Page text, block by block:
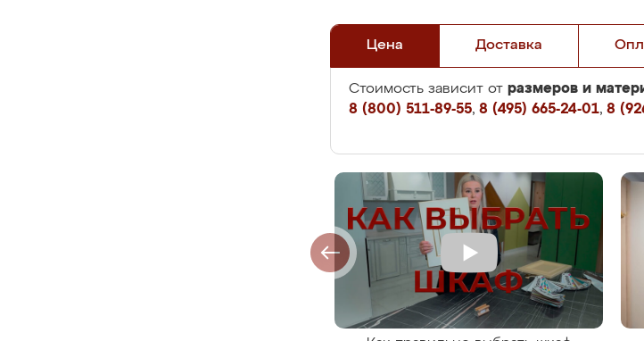
Цена Доставка
Стоимость зависит от размеров и
8 (800) 511-89-55, 8 (495) 665-24-01, 8